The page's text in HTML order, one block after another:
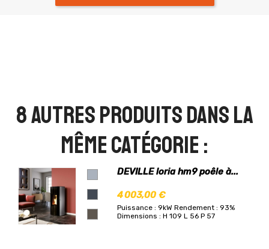
8 autres produits dans la
même catégorie :
DEVILLE loria hm9 poêle à...
4 003,00 €
Puissance : 9kW Rendement : 93%
Dimensions : H 109 L 56 P 57